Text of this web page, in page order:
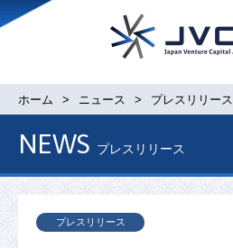
ホーム ニュース プレスリリース
NEWS プレスリリース
プレスリリース